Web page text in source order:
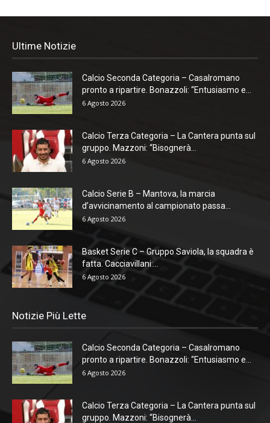
Ultime Notizie
Calcio Seconda Categoria – Casalromano
pronto a ripartire. Bonazzoli: “Entusiasmo e...
6 Agosto 2026
Calcio Terza Categoria – La Cantera punta sul
gruppo. Mazzoni: “Bisognerà...
6 Agosto 2026
Calcio Serie B – Mantova, la marcia
d’avvicinamento al campionato passa...
6 Agosto 2026
Basket Serie C – Gruppo Saviola, la squadra è
fatta. Cacciavillani:...
6 Agosto 2026
Notizie Più Lette
Calcio Seconda Categoria – Casalromano
pronto a ripartire. Bonazzoli: “Entusiasmo e...
6 Agosto 2026
Calcio Terza Categoria – La Cantera punta sul
gruppo. Mazzoni: “Bisognerà...